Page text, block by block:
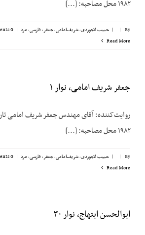
۱۹۸۲ محل مصاحبه: [...]
By
|
| حبیب لاجوردی,شریف‌امامی، جعفر,فارسی,مرد |
0 Comments
Read More
جعفر شریف امامی، نوار ۱
۱۹۸۲ محل مصاحبه: [...]
By
|
| حبیب لاجوردی,شریف‌امامی، جعفر,فارسی,مرد |
0 Comments
Read More
ابوالحسن ابتهاج، نوار ۳۰